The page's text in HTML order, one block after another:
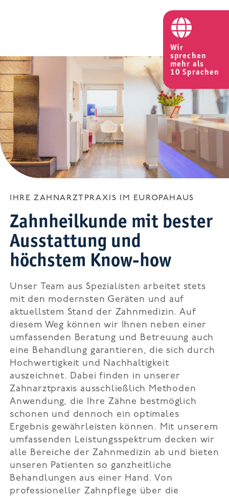
Wir
sprechen
mehr als
10 Sprachen
IHRE ZAHNARZTPRAXIS IM EUROPAHAUS
Zahnheilkunde mit bester
Ausstattung und
höchstem Know-how
Unser Team aus Spezialisten arbeitet stets
mit den modernsten Geräten und auf
aktuellstem Stand der Zahnmedizin. Auf
diesem Weg können wir Ihnen neben einer
umfassenden Beratung und Betreuung auch
eine Behandlung garantieren, die sich durch
Hochwertigkeit und Nachhaltigkeit
auszeichnet. Dabei finden in unserer
Zahnarztpraxis ausschließlich Methoden
Anwendung, die Ihre Zähne bestmöglich
schonen und dennoch ein optimales
Ergebnis gewährleisten können. Mit unserem
umfassenden Leistungsspektrum decken wir
alle Bereiche der Zahnmedizin ab und bieten
unseren Patienten so ganzheitliche
Behandlungen aus einer Hand. Von
professioneller Zahnpflege über die